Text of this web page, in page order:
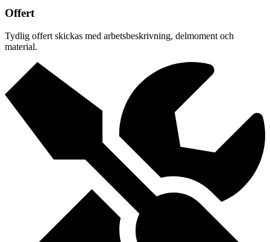
Offert
Tydlig offert skickas med arbetsbeskrivning, delmoment och
material.